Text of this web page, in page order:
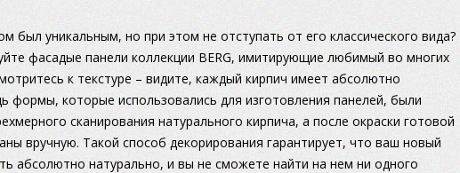
был уникальным, но при этом не отступать от его классического вида?
фасадые панели коллекции BERG, имитирующие любимый во многих
к текстуре – видите, каждый кирпич имеет абсолютно
формы, которые использовались для изготовления панелей, были
сканирования натурального кирпича, а после окраски готовой
вручную. Такой способ декорирования гарантирует, что ваш новый
абсолютно натурально, и вы не сможете найти на нем ни одного